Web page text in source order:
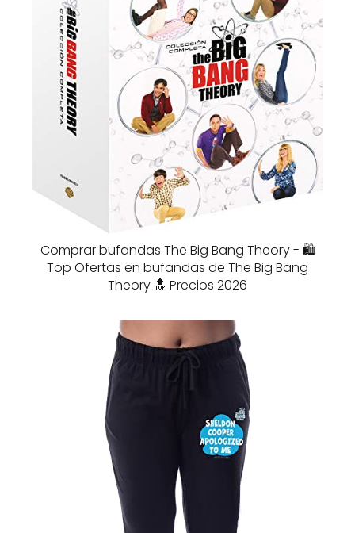
Comprar bufandas The Big Bang Theory - 🛍️
Top Ofertas en bufandas de The Big Bang
Theory 🔝 Precios 2026